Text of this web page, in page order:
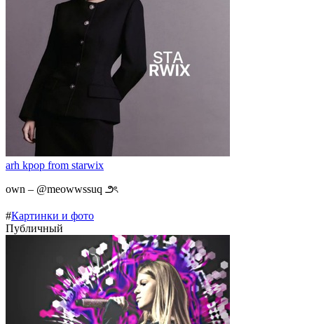
arh kpop from starwix
own – @meowwssuq ౨ৎ
#Картинки и фото
Публичный